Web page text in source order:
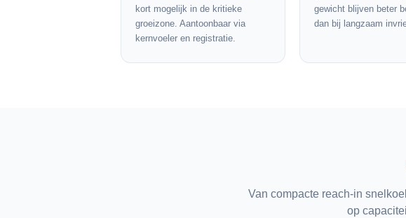
kort mogelijk in de kritieke
groeizone. Aantoonbaar via
kernvoeler en registratie.
gewicht blijven beter
dan bij langzaam
Van compacte reach-in
op